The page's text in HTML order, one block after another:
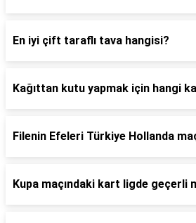
En iyi çift taraflı tava hangisi?
Kağıttan kutu yapmak için hangi
Filenin Efeleri Türkiye Hollanda
Kupa maçındaki kart ligde geçerli